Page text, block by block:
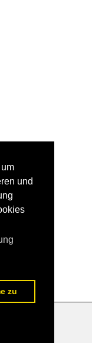
und
zu